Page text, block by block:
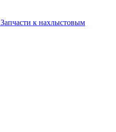
Запчасти к нахлыстовым